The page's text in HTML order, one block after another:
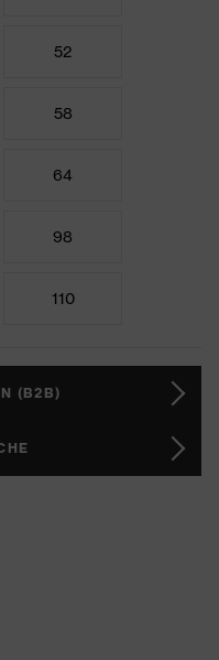
52
58
64
98
110
(B2B)